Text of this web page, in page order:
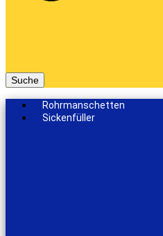
Suche
Rohrmanschetten
Sickenfüller